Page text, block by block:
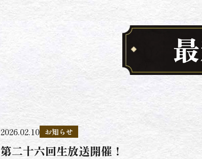
2026.02.10 お知らせ
第二十六回生放送開催！